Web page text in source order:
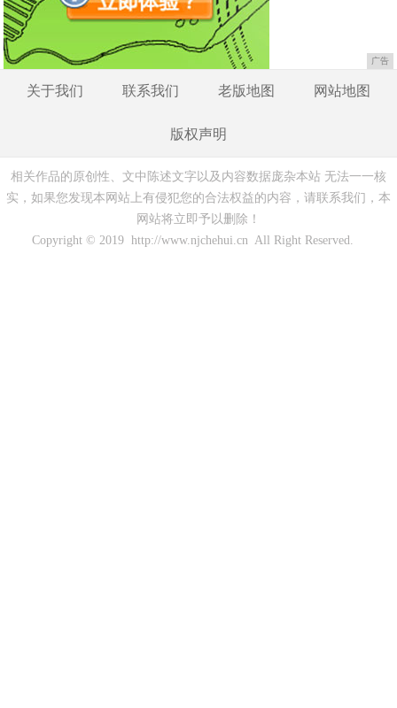
广告
关于我们 联系我们 老版地图 网站地图
版权声明
相关作品的原创性、文中陈述文字以及内容数据庞杂本站 无法一一核
实，如果您发现本网站上有侵犯您的合法权益的内容，请联系我们，本
网站将立即予以删除！
Copyright © 2019 http://www.njchehui.cn All Right Reserved.